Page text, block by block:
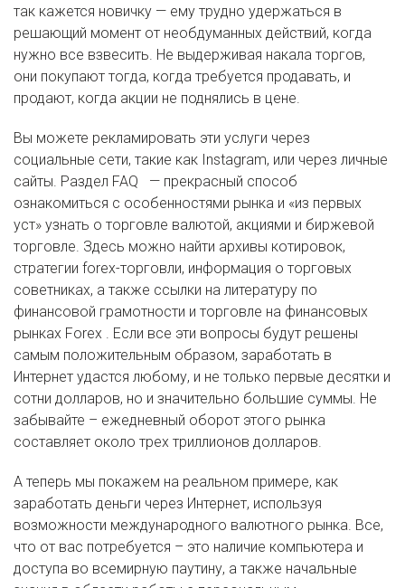
так кажется новичку — ему трудно удержаться в
решающий момент от необдуманных действий, когда
нужно все взвесить. Не выдерживая накала торгов,
они покупают тогда, когда требуется продавать, и
продают, когда акции не поднялись в цене.
Вы можете рекламировать эти услуги через
социальные сети, такие как Instagram, или через личные
сайты. Раздел FAQ — прекрасный способ
ознакомиться с особенностями рынка и «из первых
уст» узнать о торговле валютой, акциями и биржевой
торговле. Здесь можно найти архивы котировок,
стратегии forex-торговли, информация о торговых
советниках, а также ссылки на литературу по
финансовой грамотности и торговле на финансовых
рынках Forex . Если все эти вопросы будут решены
самым положительным образом, заработать в
Интернет удастся любому, и не только первые десятки и
сотни долларов, но и значительно большие суммы. Не
забывайте – ежедневный оборот этого рынка
составляет около трех триллионов долларов.
А теперь мы покажем на реальном примере, как
заработать деньги через Интернет, используя
возможности международного валютного рынка. Все,
что от вас потребуется – это наличие компьютера и
доступа во всемирную паутину, а также начальные